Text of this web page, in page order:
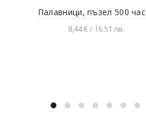
Палавници, пъзел 500
8,44 € / 16.51 лв.